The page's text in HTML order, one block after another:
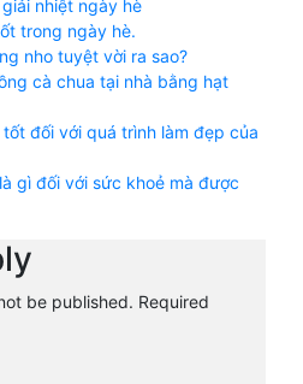
nhiệt ngày hè
trong ngày hè.
nho tuyệt vời ra sao?
cà chua tại nhà bằng hạt
đối với quá trình làm đẹp của
gì đối với sức khoẻ mà được
be published. Required